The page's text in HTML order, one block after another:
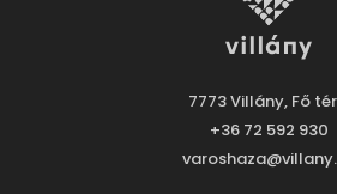
7773 Villány, Fő tér
+36 72 592 930